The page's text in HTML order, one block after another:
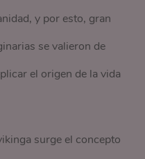
y por esto, gran
se valieron de
el origen de la vida
surge el concepto